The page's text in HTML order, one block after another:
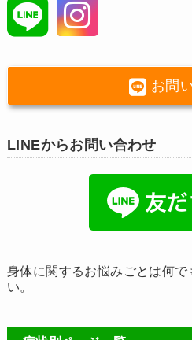
お問
LINEからお問い合わせ
身体に関するお悩みごとは何で
い。